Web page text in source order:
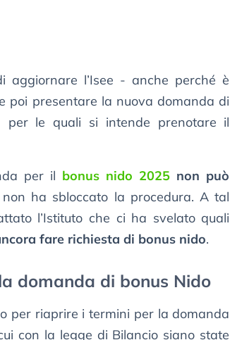
aggiornare l’Isee - anche perché è
poi presentare la nuova domanda di
per le quali si intende prenotare il
per il bonus nido 2025 non può
non ha sbloccato la procedura. A tal
l’Istituto che ci ha svelato quali
fare richiesta di bonus nido.
domanda di bonus Nido
per riaprire i termini per la domanda
con la legge di Bilancio siano state